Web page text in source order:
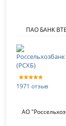
ПАО БАНК
1971 отзыв
АО